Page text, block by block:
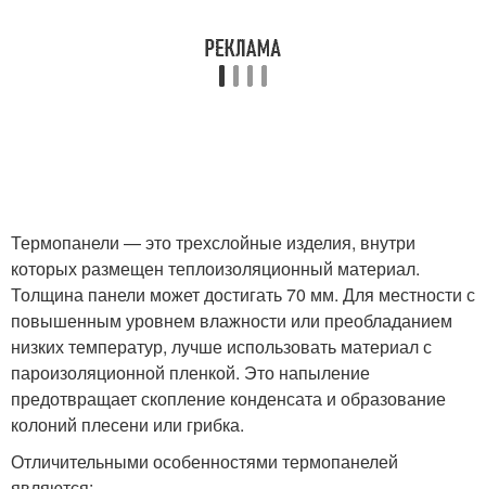
Термопанели — это трехслойные изделия, внутри
которых размещен теплоизоляционный материал.
Толщина панели может достигать 70 мм. Для местности с
повышенным уровнем влажности или преобладанием
низких температур, лучше использовать материал с
пароизоляционной пленкой. Это напыление
предотвращает скопление конденсата и образование
колоний плесени или грибка.
Отличительными особенностями термопанелей